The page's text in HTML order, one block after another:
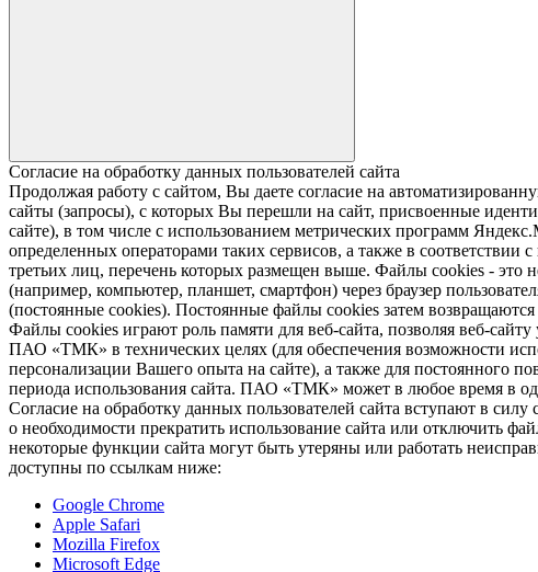
Согласие на обработку данных пользователей сайта
Продолжая работу с сайтом, Вы даете согласие на
сайты (запросы), с которых Вы перешли на сайт, присвоенные
сайте), в том числе с использованием метрических программ
определенных операторами таких сервисов, а также в
третьих лиц, перечень которых размещен выше. Файлы cookies - это
(например, компьютер, планшет, смартфон) через браузер
(постоянные cookies). Постоянные файлы cookies затем
Файлы cookies играют роль памяти для веб-сайта, позволяя веб-
ПАО «ТМК» в технических целях (для обеспечения возможности
персонализации Вашего опыта на сайте), а также для постоянного
периода использования сайта. ПАО «ТМК» может в любое время в
Согласие на обработку данных пользователей сайта вступают в
о необходимости прекратить использование сайта или отключить
некоторые функции сайта могут быть утеряны или работать
доступны по ссылкам ниже:
Google Chrome
Apple Safari
Mozilla Firefox
Microsoft Edge